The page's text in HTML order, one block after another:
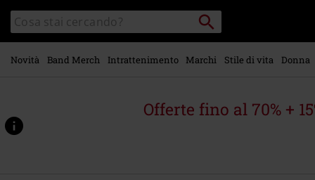
contenuto
principale
Cerca
nel
catalogo
Cerca
Punto
di
ritiro
Novità Band Merch Intrattenimento Marchi Stile di vita Donna
Offerte fino al 70% +